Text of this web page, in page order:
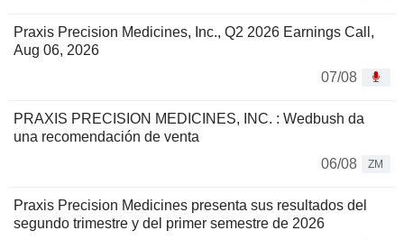
Praxis Precision Medicines, Inc., Q2 2026 Earnings Call,
Aug 06, 2026
07/08
PRAXIS PRECISION MEDICINES, INC. : Wedbush da
una recomendación de venta
06/08
ZM
Praxis Precision Medicines presenta sus resultados del
segundo trimestre y del primer semestre de 2026